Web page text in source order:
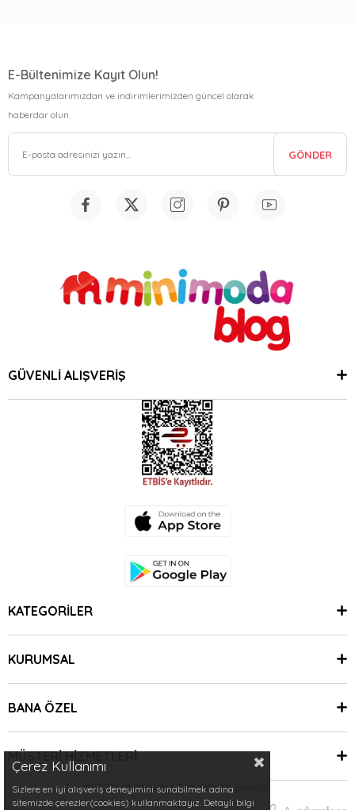
E-Bültenimize Kayıt Olun!
Kampanyalarımızdan ve indirimlerimizden güncel olarak
haberdar olun.
GÖNDER
GÜVENLİ ALIŞVERİŞ
KATEGORİLER
KURUMSAL
BANA ÖZEL
MÜŞTERİ HİZMETLERİ
© 2024 Minimoda | Tüm Hakları Saklıdır.
Çerez Kullanımı
Sizlere en iyi alışveriş deneyimini sunabilmek adına
sitemizde çerezler(cookies) kullanmaktayız. Detaylı bilgi